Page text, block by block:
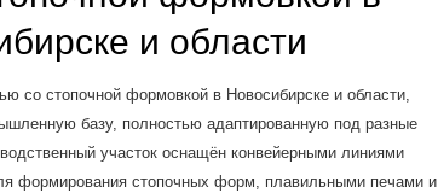
и области
со стопочной формовкой в Новосибирске и области,
базу, полностью адаптированную под разные
участок оснащён конвейерными линиями
формирования стопочных форм, плавильными печами и